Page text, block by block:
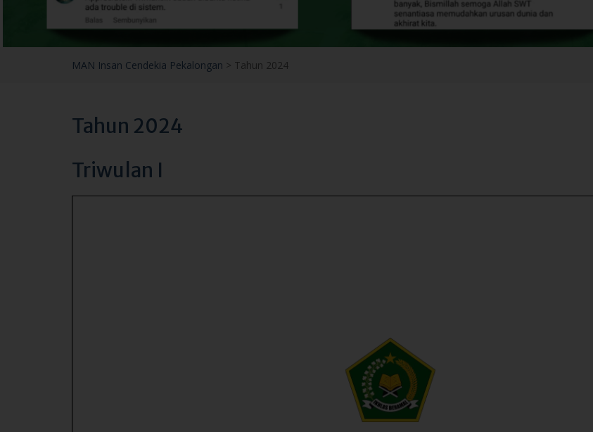
MAN Insan Cendekia Pekalongan > Tahun 2024
Tahun 2024
Triwulan I